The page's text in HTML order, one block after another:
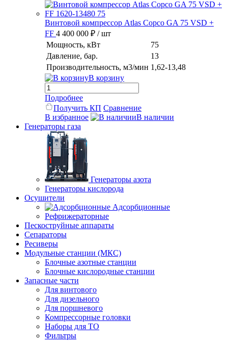
Винтовой компрессор Atlas Copco GA 75 VSD +
FF 4 400 000 ₽ / шт
Мощность, кВт
75
Давление, бар.
13
Производительность, м3/мин 1,62-13,48
В корзину
Подробнее
Получить КП Сравнение
В избранное
В наличии
Генераторы газа
Генераторы азота
Генераторы кислорода
Осушители
Адсорбционные
Рефрижераторные
Пескоструйные аппараты
Сепараторы
Ресиверы
Модульные станции (МКС)
Блочные азотные станции
Блочные кислородные станции
Запасные части
Для винтового
Для дизельного
Для поршневого
Компрессорные головки
Наборы для ТО
Фильтры